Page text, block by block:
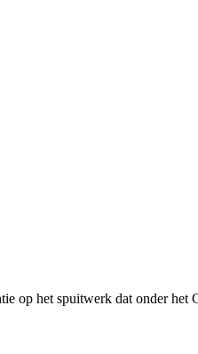
op het spuitwerk dat onder